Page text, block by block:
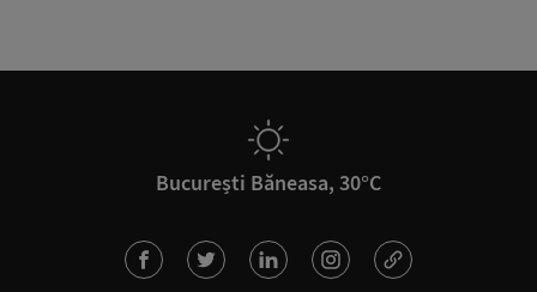
București Băneasa, 30°C